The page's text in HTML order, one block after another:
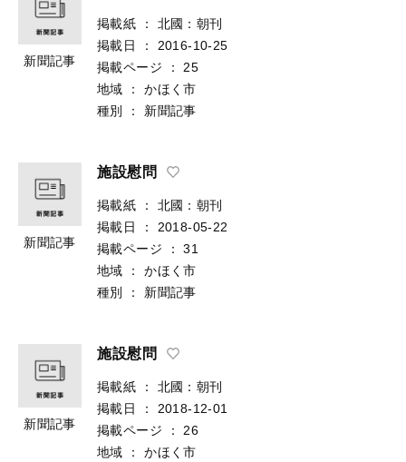
新聞記事
掲載紙 ：
北國：朝刊
掲載日
：
2016-10-25
掲載ページ
：
25
地域
：
かほく市
種別
： 新聞記事
新聞記事
施設慰問
掲載紙 ：
北國：朝刊
掲載日
：
2018-05-22
掲載ページ
：
31
地域
：
かほく市
種別
： 新聞記事
新聞記事
施設慰問
掲載紙 ：
北國：朝刊
掲載日
：
2018-12-01
掲載ページ
：
26
地域
：
かほく市